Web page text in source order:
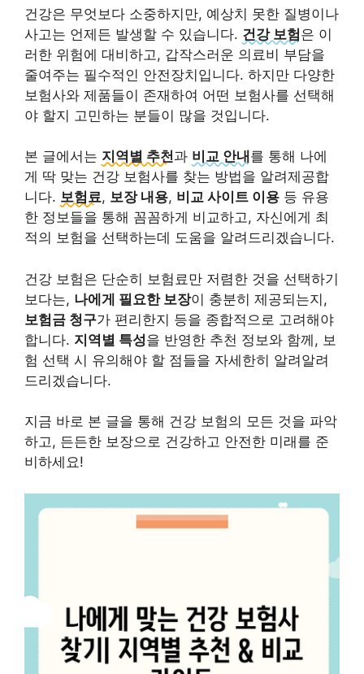
건강은 무엇보다 소중하지만, 예상치 못한 질병이나
사고는 언제든 발생할 수 있습니다. 건강 보험은 이
러한 위험에 대비하고, 갑작스러운 의료비 부담을
줄여주는 필수적인 안전장치입니다. 하지만 다양한
보험사와 제품들이 존재하여 어떤 보험사를 선택해
야 할지 고민하는 분들이 많을 것입니다.
본 글에서는 지역별 추천과 비교 안내 를 통해 나에
게 딱 맞는 건강 보험사를 찾는 방법을 알려제공합
니다. 보험료, 보장 내용, 비교 사이트 이용 등 유용
한 정보들을 통해 꼼꼼하게 비교하고, 자신에게 최
적의 보험을 선택하는데 도움을 알려드리겠습니다.
건강 보험은 단순히 보험료만 저렴한 것을 선택하기
보다는, 나에게 필요한 보장이 충분히 제공되는지,
보험금 청구가 편리한지 등을 종합적으로 고려해야
합니다. 지역별 특성을 반영한 추천 정보와 함께, 보
험 선택 시 유의해야 할 점들을 자세한히 알려알려
드리겠습니다.
지금 바로 본 글을 통해 건강 보험의 모든 것을 파악
하고, 든든한 보장으로 건강하고 안전한 미래를 준
비하세요!